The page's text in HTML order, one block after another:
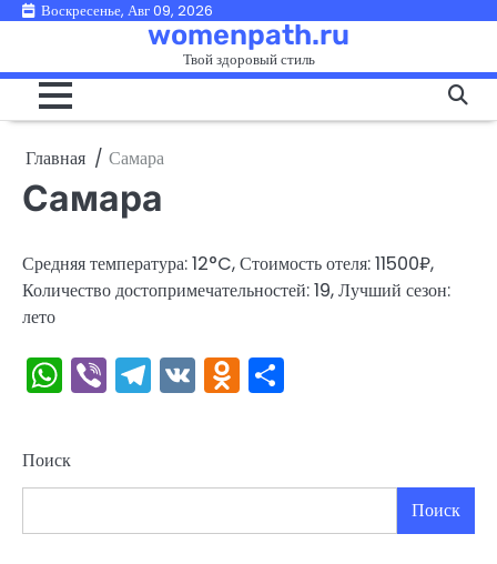
ПерейтиВоскресенье, Авг 09, 2026
womenpath.ru
Твой здоровый стиль
Главная Самара
Самара
Средняя температура: 12°C, Стоимость отеля: 11500₽,
Количество достопримечательностей: 19, Лучший сезон:
лето
WhatsApp
ViberTelegram
VKOdnoklassniki
Поиск
Поиск